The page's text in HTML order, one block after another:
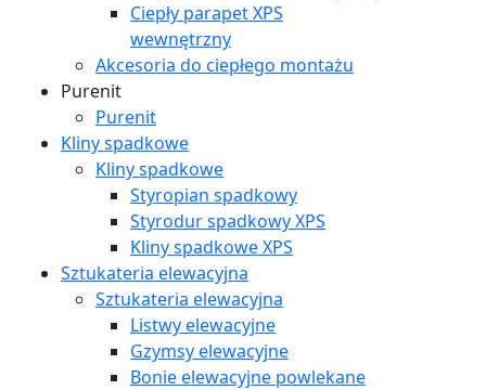
Ciepły parapet XPS
wewnętrzny
Akcesoria do ciepłego montażu
Purenit
Purenit
Kliny spadkowe
Kliny spadkowe
Styropian spadkowy
Styrodur spadkowy XPS
Kliny spadkowe XPS
Sztukateria elewacyjna
Sztukateria elewacyjna
Listwy elewacyjne
Gzymsy elewacyjne
Bonie elewacyjne powlekane